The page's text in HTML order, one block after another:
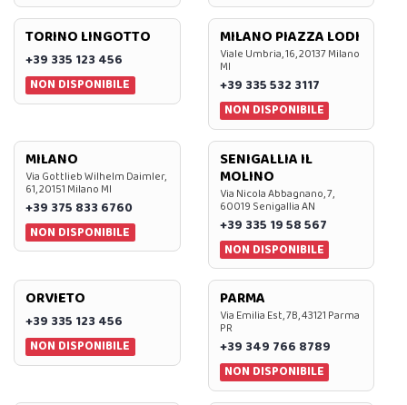
TORINO LINGOTTO
+39 335 123 456
NON DISPONIBILE
MILANO PIAZZA LODI
Viale Umbria, 16, 20137 Milano
MI
+39 335 532 3117
NON DISPONIBILE
MILANO
Via Gottlieb Wilhelm Daimler,
61, 20151 Milano MI
+39 375 833 6760
NON DISPONIBILE
SENIGALLIA IL
MOLINO
Via Nicola Abbagnano, 7,
60019 Senigallia AN
+39 335 19 58 567
NON DISPONIBILE
ORVIETO
+39 335 123 456
NON DISPONIBILE
PARMA
Via Emilia Est, 7B, 43121 Parma
PR
+39 349 766 8789
NON DISPONIBILE